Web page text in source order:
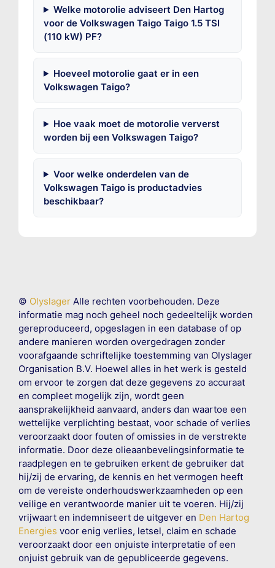
Welke motorolie adviseert Den Hartog
voor de Volkswagen Taigo Taigo 1.5 TSI
(110 kW) PF?
Hoeveel motorolie gaat er in een
Volkswagen Taigo?
Hoe vaak moet de motorolie ververst
worden bij een Volkswagen Taigo?
Voor welke onderdelen van de
Volkswagen Taigo is productadvies
beschikbaar?
© OlyslagerAlle rechten voorbehouden. Deze
informatie mag noch geheel noch gedeeltelijk worden
gereproduceerd, opgeslagen in een database of op
andere manieren worden overgedragen zonder
voorafgaande schriftelijke toestemming van Olyslager
Organisation B.V. Hoewel alles in het werk is gesteld
om ervoor te zorgen dat deze gegevens zo accuraat
en compleet mogelijk zijn, wordt geen
aansprakelijkheid aanvaard, anders dan waartoe een
wettelijke verplichting bestaat, voor schade of verlies
veroorzaakt door fouten of omissies in de verstrekte
informatie. Door deze olieaanbevelingsinformatie te
raadplegen en te gebruiken erkent de gebruiker dat
hij/zij de ervaring, de kennis en het vermogen heeft
om de vereiste onderhoudswerkzaamheden op een
veilige en verantwoorde manier uit te voeren. Hij/zij
vrijwaart en indemniseert de uitgever en Den Hartog
Energies voor enig verlies, letsel, claim en schade
veroorzaakt door een onjuiste interpretatie of een
onjuist gebruik van de gepubliceerde gegevens.